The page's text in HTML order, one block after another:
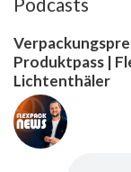
Produktpass |
Lichtenthäler